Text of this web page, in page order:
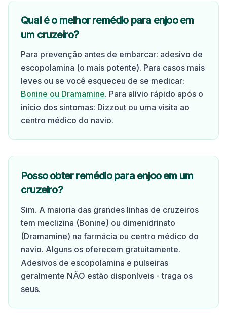
Qual é o melhor remédio para enjoo em
um cruzeiro?
Para prevenção antes de embarcar: adesivo de
escopolamina (o mais potente). Para casos mais
leves ou se você esqueceu de se medicar:
Bonine ou Dramamine. Para alívio rápido após o
início dos sintomas: Dizzout ou uma visita ao
centro médico do navio.
Posso obter remédio para enjoo em um
cruzeiro?
Sim. A maioria das grandes linhas de cruzeiros
tem meclizina (Bonine) ou dimenidrinato
(Dramamine) na farmácia ou centro médico do
navio. Alguns os oferecem gratuitamente.
Adesivos de escopolamina e pulseiras
geralmente NÃO estão disponíveis - traga os
seus.